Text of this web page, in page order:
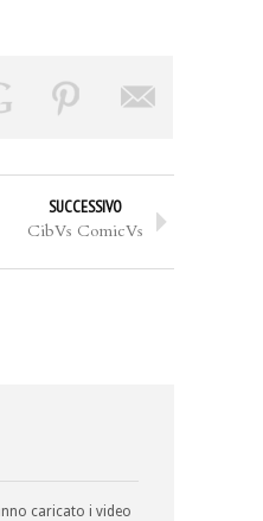
SUCCESSIVO
CibVs ComicVs
caricato i video